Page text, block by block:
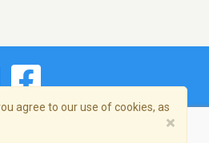
agree to our use of cookies, as
×